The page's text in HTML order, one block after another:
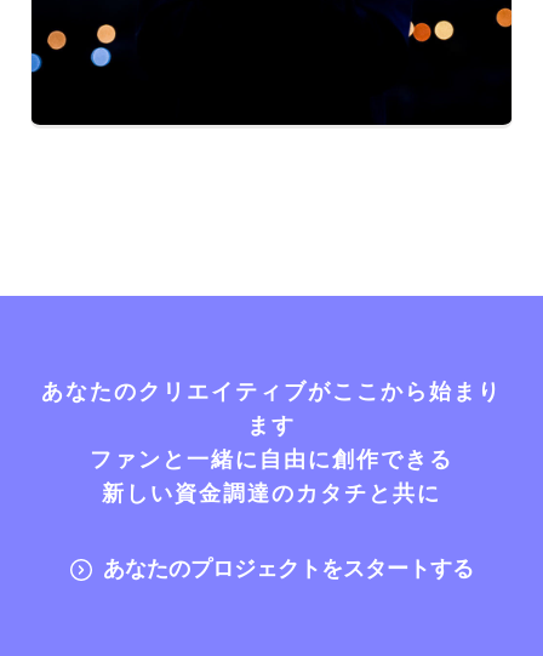
あなたのクリエイティブがここから始まり
ます
ファンと一緒に自由に創作できる
新しい資金調達のカタチと共に
あなたのプロジェクトをスタートする